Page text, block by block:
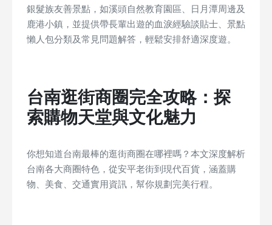
銀髮族友善景點，如溪頭自然教育園區、日月潭周邊及
鹿港小鎮，並提供帶長輩出遊的血淚經驗談貼士、景點
懶人包分類及常見問題解答，輕鬆安排舒適深度遊。
台南逛街商圈完全攻略：探
索購物天堂與文化魅力
你想知道台南最棒的逛街商圈在哪裡嗎？本文深度解析
台南各大商圈特色，從安平老街到現代百貨，涵蓋購
物、美食、交通實用資訊，幫你規劃完美行程。